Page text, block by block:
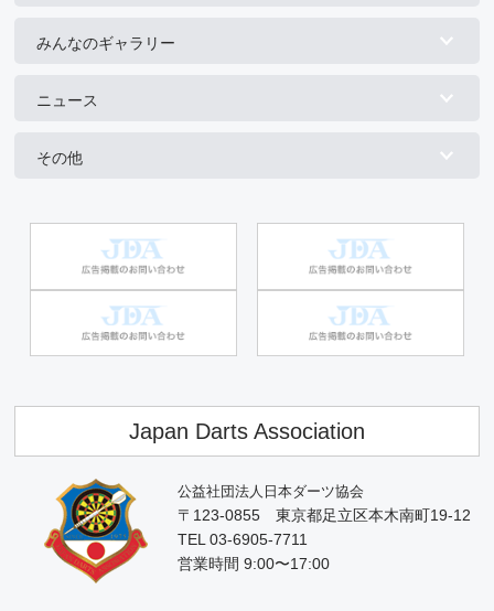
みんなのギャラリー
ニュース
その他
Japan Darts Association
公益社団法人日本ダーツ協会
〒123-0855 東京都足立区本木南町19-12
TEL 03-6905-7711
営業時間 9:00〜17:00